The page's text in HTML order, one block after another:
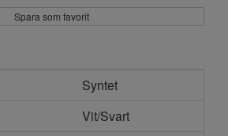
Spara som favorit
Syntet
Vit/Svart